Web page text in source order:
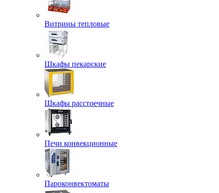
Витрины тепловые
Шкафы пекарские
Шкафы расстоечные
Печи конвекционные
Пароконвектоматы